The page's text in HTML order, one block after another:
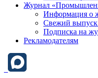
Журнал
Информация о
Свежий выпуск
Подписка на
Рекламодателям